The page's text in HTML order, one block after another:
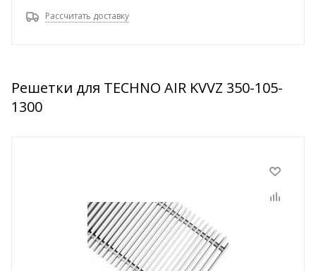
Рассчитать доставку
Решетки для TECHNO AIR KVVZ 350-105-
1300